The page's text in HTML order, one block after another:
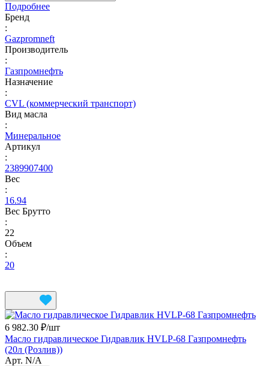
Подробнее
Бренд
:
Gazpromneft
Производитель
:
Газпромнефть
Назначение
:
CVL (коммерческий транспорт)
Вид масла
:
Минеральное
Артикул
:
2389907400
Вес
:
16.94
Вес Брутто
:
22
Объем
:
20
6 982.30 ₽/шт
Масло гидравлическое Гидравлик HVLP-68 Газпромнефть
(20л (Розлив))
Арт. N/A